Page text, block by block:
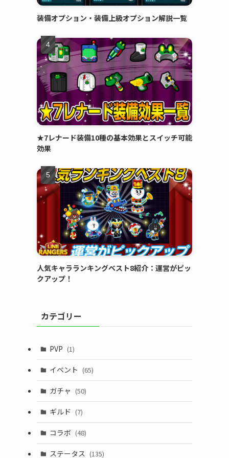
装備オプション・装備上級オプション解説一覧
★7レナード装備10種の基本効果とスイッチ可能
効果
人気キャラランキングベスト8紹介：運営がピッ
クアップ！
カテゴリー
PVP (1)
イベント (65)
ガチャ (50)
ギルド (7)
コラボ (48)
ステータス (135)